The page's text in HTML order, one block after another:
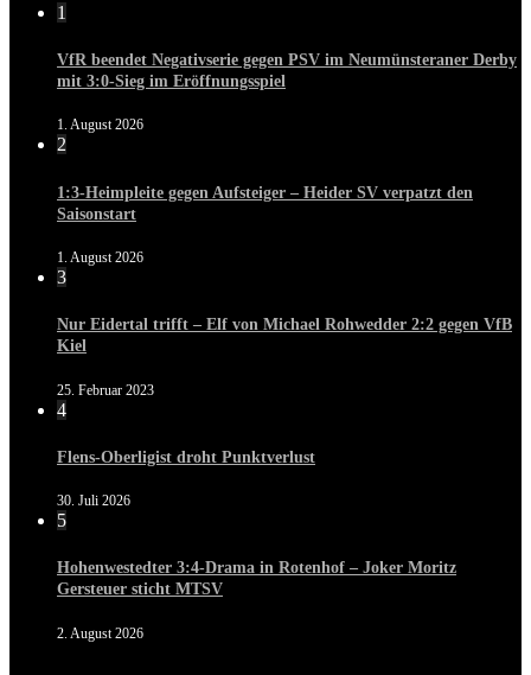
1
VfR beendet Negativserie gegen PSV im Neumünsteraner Derby
mit 3:0-Sieg im Eröffnungsspiel
1. August 2026
2
1:3-Heimpleite gegen Aufsteiger – Heider SV verpatzt den
Saisonstart
1. August 2026
3
Nur Eidertal trifft – Elf von Michael Rohwedder 2:2 gegen VfB
Kiel
25. Februar 2023
4
Flens-Oberligist droht Punktverlust
30. Juli 2026
5
Hohenwestedter 3:4-Drama in Rotenhof – Joker Moritz
Gersteuer sticht MTSV
2. August 2026